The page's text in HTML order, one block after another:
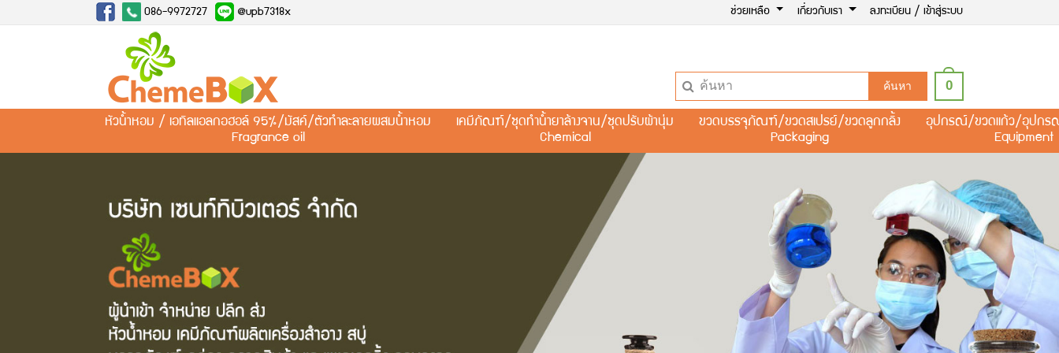
086-9972727 @upb7318x ช่วยเหลือ เกี่ยวกับเรา ลงทะเบียน / เข้าสู่ระบบ
ค้นหา 0
หัวน้ำหอม / เอทิลแอลกอฮอล์ 95%/มัสค์/ตัวทำละลายผสมน้ำหอม
Fragrance oil
เคมีภัณฑ์/ชุดทำน้ำยาล้างจาน/ชุดปรับผ้านุ่ม
Chemical
ขวดบรรจุภัณฑ์/ขวดสเปรย์/ขวดลูกกลิ้ง
Packaging
อุปกรณ์/ขวดแก้ว/อุปกร
Equipment